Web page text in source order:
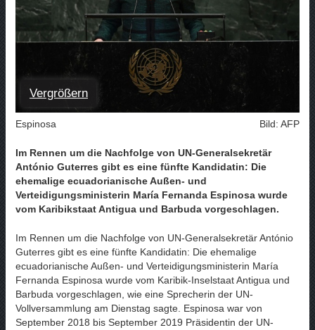
Vergrößern
Espinosa Bild: AFP
Im Rennen um die Nachfolge von UN-Generalsekretär
António Guterres gibt es eine fünfte Kandidatin: Die
ehemalige ecuadorianische Außen- und
Verteidigungsministerin María Fernanda Espinosa wurde
vom Karibikstaat Antigua und Barbuda vorgeschlagen.
Im Rennen um die Nachfolge von UN-Generalsekretär António
Guterres gibt es eine fünfte Kandidatin: Die ehemalige
ecuadorianische Außen- und Verteidigungsministerin María
Fernanda Espinosa wurde vom Karibik-Inselstaat Antigua und
Barbuda vorgeschlagen, wie eine Sprecherin der UN-
Vollversammlung am Dienstag sagte. Espinosa war von
September 2018 bis September 2019 Präsidentin der UN-